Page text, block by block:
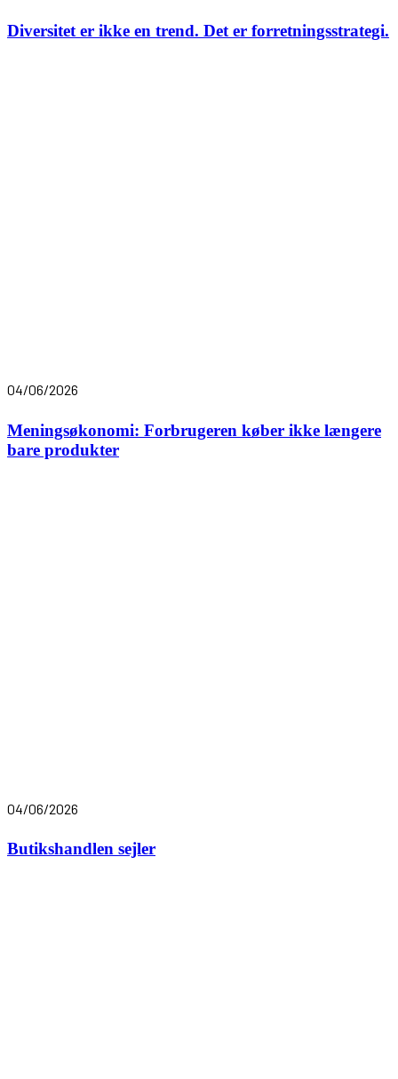
Diversitet er ikke en trend. Det er forretningsstrategi.
04/06/2026
Meningsøkonomi: Forbrugeren køber ikke længere
bare produkter
04/06/2026
Butikshandlen sejler